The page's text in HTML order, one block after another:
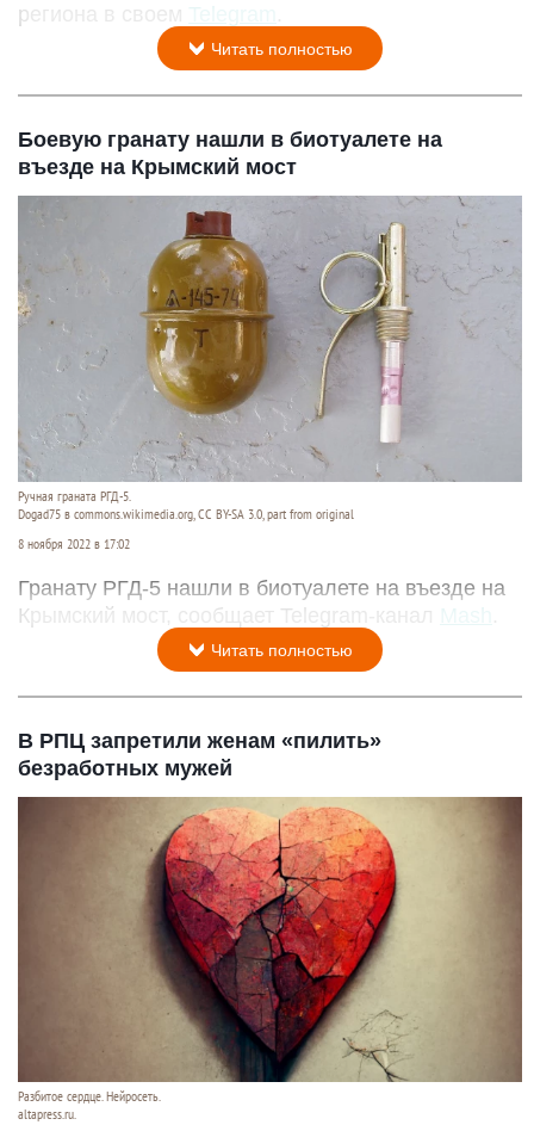
региона в своем Telegram
Читать полностью
Боевую гранату нашли в биотуалете на
въезде на Крымский мост
Ручная граната РГД-5.
Dogad75 в commons.wikimedia.org, CC BY-SA 3.0, part from original
8 ноября 2022 в 17:02
Гранату РГД-5 нашли в биотуалете на въезде на
Крымский мост, сообщает Telegram-канал Mash
Читать полностью
В РПЦ запретили женам «пилить»
безработных мужей
Разбитое сердце. Нейросеть.
altapress.ru.